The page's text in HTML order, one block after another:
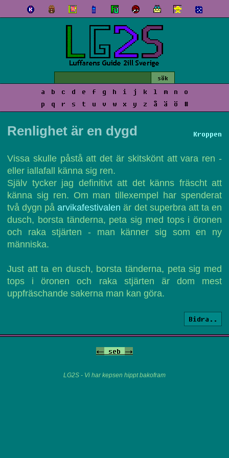
a b c d e f g h i j k l m n
o
p
q r s t u v w x y z å ä ö #
Kroppen
Renlighet är en dygd
Vissa skulle påstå att det är skitskönt att vara ren -
eller iallafall känna sig ren.
Själv tycker jag definitivt att det känns fräscht att
känna sig ren. Om man tillexempel har spenderat
två dygn påarvikafestivalen är det superbra att ta en
dusch, borsta tänderna, peta sig med tops i öronen
och raka stjärten - man känner sig som en ny
människa.
Just att ta en dusch, borsta tänderna, peta sig med
tops i öronen och raka stjärten är dom mest
uppfräschande sakerna man kan göra.
Bidra..
<- seb ->
LG2S - Vi har kepsen hippt bakofram